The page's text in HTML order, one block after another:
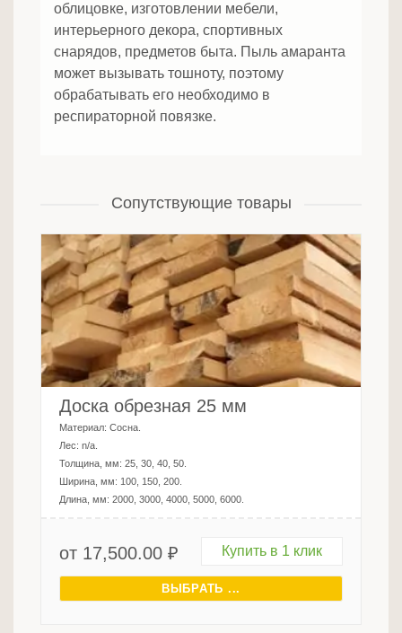
облицовке, изготовлении мебели,
интерьерного декора, спортивных
снарядов, предметов быта. Пыль амаранта
может вызывать тошноту, поэтому
обрабатывать его необходимо в
респираторной повязке.
Сопутствующие товары
Доска обрезная 25 мм
Материал: Сосна.
Лес: n/a.
Толщина, мм: 25, 30, 40, 50.
Ширина, мм: 100, 150, 200.
Длина, мм: 2000, 3000, 4000, 5000, 6000.
от 17,500.00 ₽ Купить в 1 клик
ВЫБРАТЬ ...